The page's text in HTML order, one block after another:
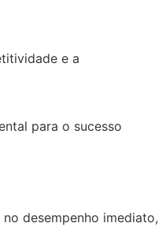
e a
para o sucesso
desempenho imediato,